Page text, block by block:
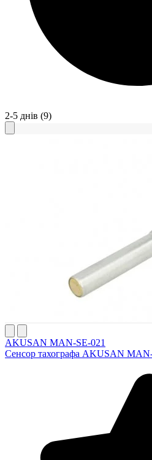
2-5 днів (9)
AKUSAN MAN-SE-021
Сенсор тахографа AKUSAN